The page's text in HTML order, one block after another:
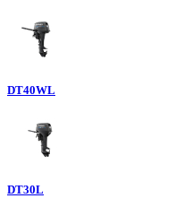
DT40WL
DT30L